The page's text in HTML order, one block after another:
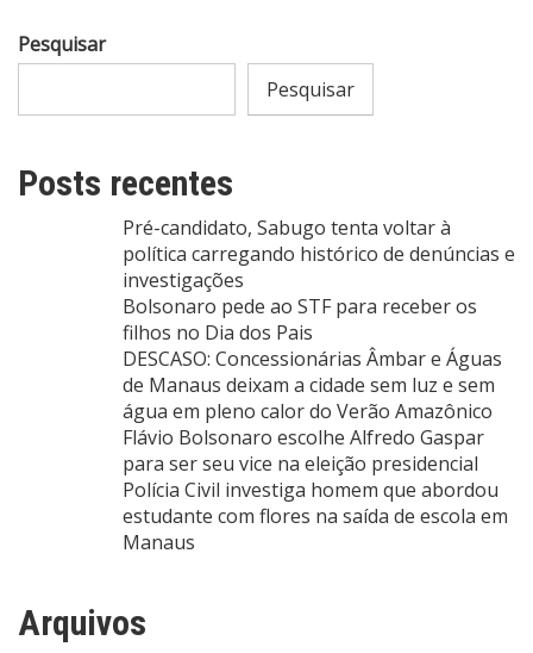
Pesquisar
Pesquisar
Posts recentes
Pré-candidato, Sabugo tenta voltar à
política carregando histórico de denúncias e
investigações
Bolsonaro pede ao STF para receber os
filhos no Dia dos Pais
DESCASO: Concessionárias Âmbar e Águas
de Manaus deixam a cidade sem luz e sem
água em pleno calor do Verão Amazônico
Flávio Bolsonaro escolhe Alfredo Gaspar
para ser seu vice na eleição presidencial
Polícia Civil investiga homem que abordou
estudante com flores na saída de escola em
Manaus
Arquivos